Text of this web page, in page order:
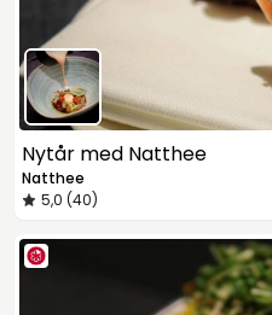
Nytår med Natthee
Natthee
5,0 (40)